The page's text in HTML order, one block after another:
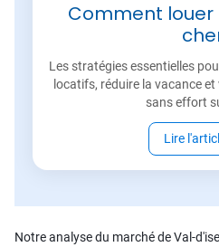
Comment louer
Les stratégies essentielles
locatifs, réduire la vacance
sans effort
Lire
Notre analyse du marché de Val-